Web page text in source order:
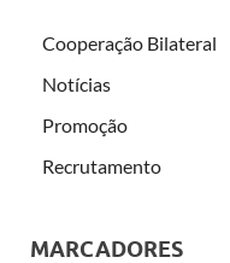
Cooperação Bilateral
Notícias
Promoção
Recrutamento
MARCADORES